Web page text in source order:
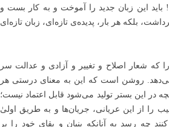
باید این زبان جدید را آموخت و به کار بست و
بلکه هر بار، پدیده‌ی تازه‌ای، زبان تازه‌ای
که شعار اصلاح و تغییر و آزادی و عدالت سر
روشن است که این به معنای درستی هر
این بستر تولید می‌شود قابل اعتماد نیست؛
را از این عریانی، جریان‌ها و به طریق اولیٰ
چه رسد به آنانکه بنیان و بقای خود را بر